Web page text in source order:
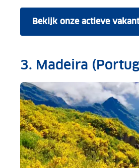
Bekijk onze actieve
3. Madeira